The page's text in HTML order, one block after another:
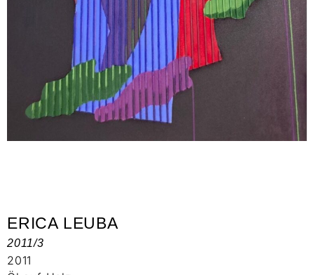
ERICA LEUBA
2011/3
2011